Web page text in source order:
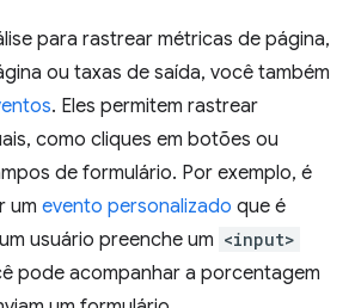
para rastrear métricas de página,
ou taxas de saída, você também
. Eles permitem rastrear
como cliques em botões ou
de formulário. Por exemplo, é
um evento personalizado que é
usuário preenche um <input>
pode acompanhar a porcentagem